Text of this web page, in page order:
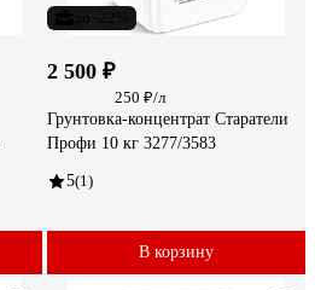
2 500 ₽
250 ₽/л
Грунтовка-концентрат Старатели
Профи 10 кг 3277/3583
5(1)
В корзину